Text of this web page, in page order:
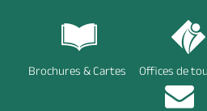
Brochures & Cartes Offices de